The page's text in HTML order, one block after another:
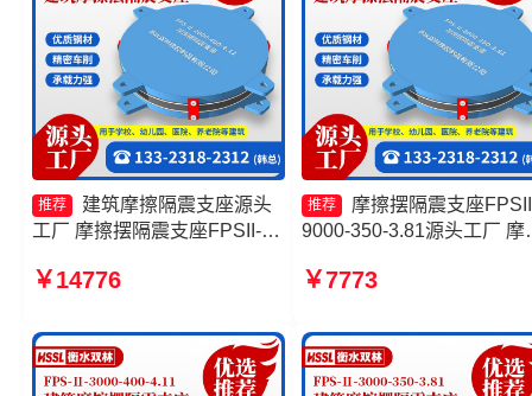
推荐
建筑摩擦隔震支座源头
工厂 摩擦摆隔震支座FPSII-
座FPSII-10000-300-3.48厂家
400-4.11源头工厂
￥14776
推荐
摩擦摆隔震支座
9000-350-3.81源头工厂 摩
支座FPS-Ⅱ-2000-400-
套
￥7773